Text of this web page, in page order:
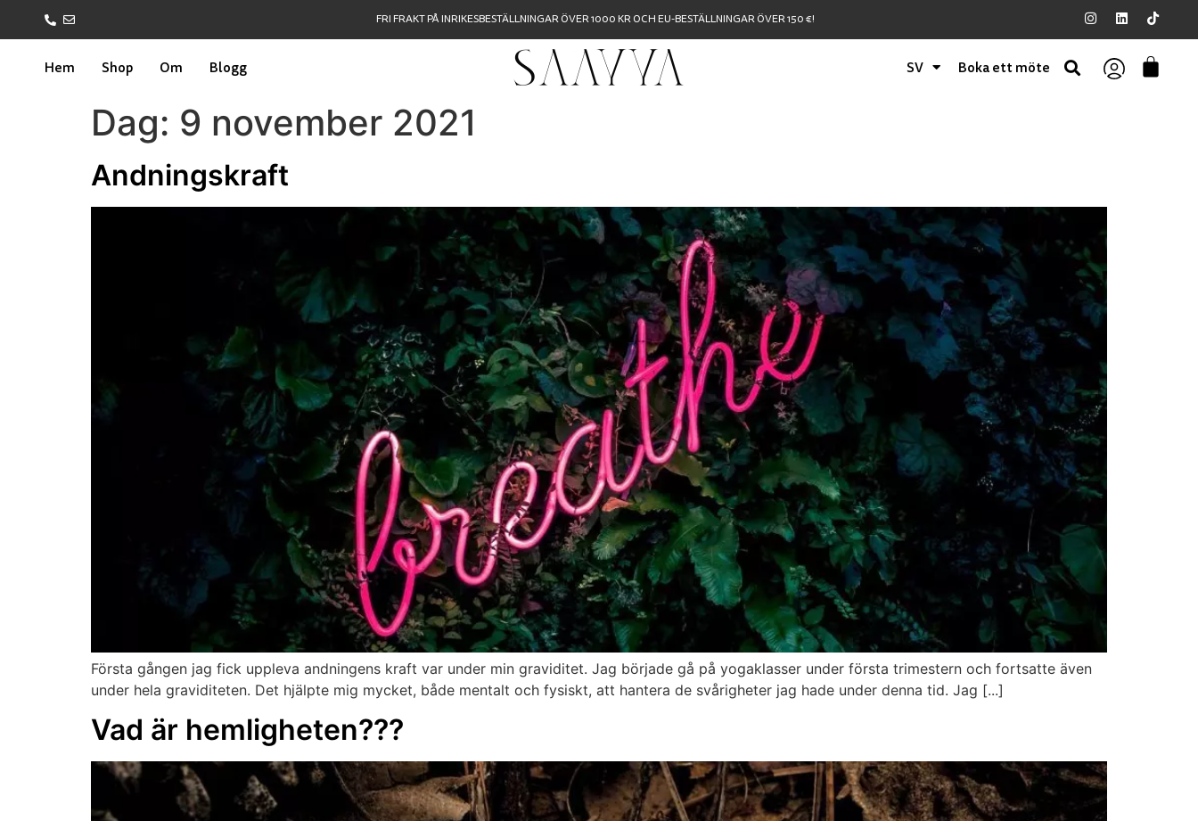
FRI FRAKT PÅ INRIKESBESTÄLLNINGAR ÖVER 1000 KR OCH EU-BESTÄLLNINGAR ÖVER 150 €!
Hem Shop Om Blogg SV Boka ett möte
Dag: 9 november 2021
Andningskraft
Första gången jag fick uppleva andningens kraft var under min graviditet. Jag började gå på yogaklasser under första trimestern och fortsatte även
under hela graviditeten. Det hjälpte mig mycket, både mentalt och fysiskt, att hantera de svårigheter jag hade under denna tid. Jag [...]
Vad är hemligheten???